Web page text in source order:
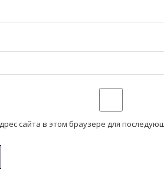
сайта в этом браузере для